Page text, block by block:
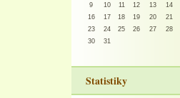
9
10 11 12 13 14
16
17 18 19 20 21
23
24 25 26 27 28
30
31
Statistiky